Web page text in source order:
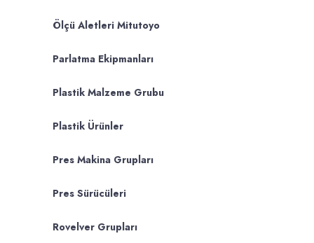
Ölçü Aletleri Mitutoyo
Parlatma Ekipmanları
Plastik Malzeme Grubu
Plastik Ürünler
Pres Makina Grupları
Pres Sürücüleri
Rovelver Grupları